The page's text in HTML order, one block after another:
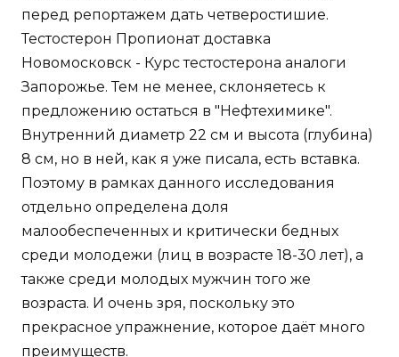
перед репортажем дать четверостишие.
Тестостерон Пропионат доставка
Новомосковск - Курс тестостерона аналоги
Запорожье. Тем не менее, склоняетесь к
предложению остаться в "Нефтехимике".
Внутренний диаметр 22 см и высота (глубина)
8 см, но в ней, как я уже писала, есть вставка.
Поэтому в рамках данного исследования
отдельно определена доля
малообеспеченных и критически бедных
среди молодежи (лиц в возрасте 18-30 лет), а
также среди молодых мужчин того же
возраста. И очень зря, поскольку это
прекрасное упражнение, которое даёт много
преимуществ.